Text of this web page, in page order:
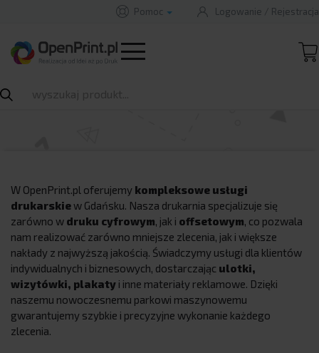
A
B
Rozwiń
Pomoc Logowanie Rejestracja
Drukarnia Gdańsk - druk
cyfrowy i offsetowy -
W OpenPrint.pl oferujemy kompleksowe usługi
drukarskiew Gdańsku. Nasza drukarnia specjalizuje się
zarówno w druku cyfrowym, jak i offsetowym, co pozwala
nam realizować zarówno mniejsze zlecenia, jak i większe
nakłady z najwyższą jakością. Świadczymy usługi dla klientów
indywidualnych i biznesowych, dostarczając ulotki,
wizytówki, plakaty i inne materiały reklamowe. Dzięki
naszemu nowoczesnemu parkowi maszynowemu
gwarantujemy szybkie i precyzyjne wykonanie każdego
zlecenia.